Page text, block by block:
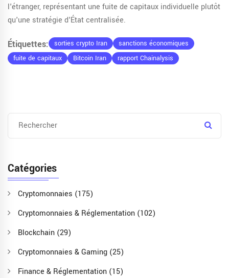
l'étranger, représentant une fuite de capitaux individuelle plutôt
qu'une stratégie d'État centralisée.
Étiquettes: sorties crypto Iran
sanctions économiques
fuite de capitaux
Bitcoin Iran rapport Chainalysis
Catégories
Cryptomonnaies (175)
Cryptomonnaies & Réglementation (102)
Blockchain (29)
Cryptomonnaies & Gaming (25)
Finance & Réglementation (15)